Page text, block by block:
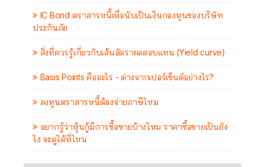
IC Bond ตราสารหนี้เพื่อนับเป็นเงินกองทุนของบริษัท
ประกันภัย
สิ่งที่ควรรู้เกี่ยวกับเส้นอัตราผลตอบแทน (Yield curve)
Basis Points คืออะไร - ต่างจากเปอร์เซ็นต์อย่างไร?
ลงทุนตราสารหนี้ต้องจ่ายภาษีไหม
อยากรู้ว่าหุ้นกู้มีการซื้อขายบ้างไหม ราคาซื้อขายเป็นยัง
ไง จะดูได้ที่ไหน